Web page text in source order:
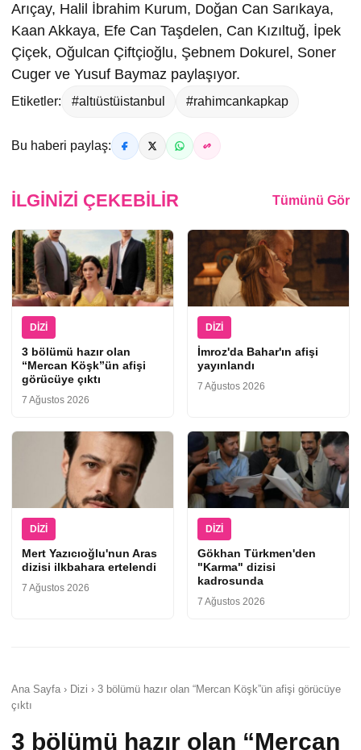
Arıçay, Halil İbrahim Kurum, Doğan Can Sarıkaya,
Kaan Akkaya, Efe Can Taşdelen, Can Kızıltuğ, İpek
Çiçek, Oğulcan Çiftçioğlu, Şebnem Dokurel, Soner
Cuger ve Yusuf Baymaz paylaşıyor.
Etiketler: #altıüstüistanbul #rahimcankapkap
Bu haberi paylaş:
İLGINIZI ÇEKEBILIR Tümünü Gör
DIZI
3 bölümü hazır olan
“Mercan Köşk”ün afişi
görücüye çıktı
7 Ağustos 2026
DIZI
İmroz'da Bahar'ın afişi
yayınlandı
7 Ağustos 2026
DIZI
Mert Yazıcıoğlu'nun Aras
dizisi ilkbahara ertelendi
7 Ağustos 2026
DIZI
Gökhan Türkmen'den
"Karma" dizisi
kadrosunda
7 Ağustos 2026
Ana Sayfa › Dizi › 3 bölümü hazır olan “Mercan Köşk”ün afişi görücüye
çıktı
3 bölümü hazır olan “Mercan